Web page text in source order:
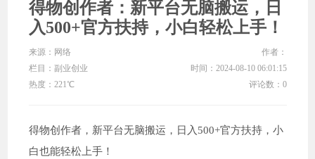
得物创作者：新平台无脑搬运，日
入500+官方扶持，小白轻松上手！
来源：网络
作者：
栏目： 副业创业
时间：2024-08-10 06:01:15
热度：221℃
评论数：0
得物创作者，新平台无脑搬运，日入500+官方扶持，小
白也能轻松上手！